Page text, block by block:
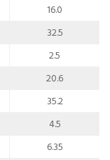
16.0
32.5
2.5
20.6
35.2
4.5
6.35